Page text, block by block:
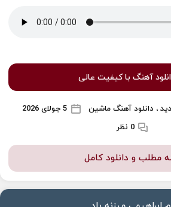
آهنگ با کیفیت عالی
، دانلود آهنگ ماشین
5 جولای 2026
0 نظر
مطلب و دانلود کامل